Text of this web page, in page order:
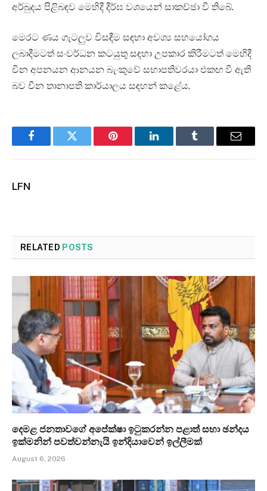
අර්බුදය පිළිබඳව මෙහිදී දීර්ඝ වශයෙන් සාකච්ඡා වී තිබේ.
මෙරට ණය ගැටලුව විසඳීම සඳහා අවශ්‍ය සහයෝගය
ලබාදීමටත් සංවර්ධන කටයුතු සඳහා උපකාර කිරීමටත් මෙහිදී
චීන අපනයන ආනයන බැංකුවේ සභාපතිවරයා එකඟ වී ඇති
බව චීන තානාපති කාර්යාලය සඳහන් කළේය.
FacebookTwitter Pinterest LinkedInTumblr Email
LFN
RELATED POSTS
දෙමළ ජනතාවගේ අපේක්ෂා ඉටුකරන්න පළාත් සභා ඡන්දය
ඉක්මනින් පවත්වන්නැයි ඉන්දියාවෙන් ඉල්ලීමක්
August 6, 2026